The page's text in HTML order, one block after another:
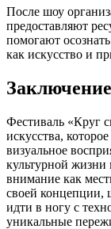
После шоу
предоставляют
помогают
как искусство и
Заключение
Фестиваль «Круг
искусства,
визуальное
культурной жизни
внимание как
своей концепции,
идти в ногу с
уникальные